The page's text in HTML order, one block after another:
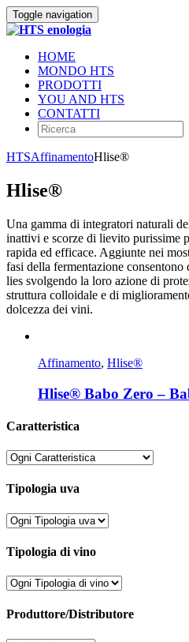
Toggle navigation
HOME
MONDO HTS
PRODOTTI
YOU AND HTS
CONTATTI
HTSAffinamentoHlise®
Hlise®
Una gamma di integratori naturali
inattivi e scorze di lievito purissime
rapida ed efficace. Aggiunte nei
fasi della fermentazione
lies svolgendo la loro azione di
struttura colloidale e di
dolcezza dei vini.
Affinamento, Hlise®
Hlise® Babo Zero –
Caratteristica
Tipologia uva
Tipologia di vino
Produttore/Distributore